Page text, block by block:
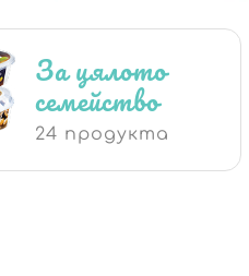
За цялото
семейство
24 продукта